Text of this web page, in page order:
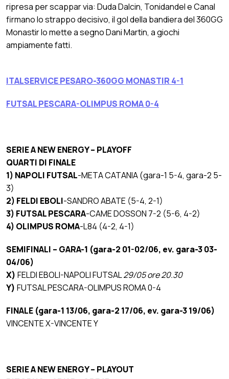
ripresa per scappar via: Duda Dalcin, Tonidandel e Canal
firmano lo strappo decisivo, il gol della bandiera del 360GG
Monastir lo mette a segno Dani Martin, a giochi
ampiamente fatti.
ITALSERVICE PESARO-360GG MONASTIR 4-1
FUTSAL PESCARA-OLIMPUS ROMA 0-4
SERIE A NEW ENERGY – PLAYOFF
QUARTI DI FINALE
1) NAPOLI FUTSAL-META CATANIA (gara-1 5-4, gara-2 5-
3)
2) FELDI EBOLI-SANDRO ABATE (5-4, 2-1)
3) FUTSAL PESCARA-CAME DOSSON 7-2 (5-6, 4-2)
4) OLIMPUS ROMA-L84 (4-2, 4-1)
SEMIFINALI – GARA-1 (gara-2 01-02/06, ev. gara-3 03-
04/06)
X) FELDI EBOLI-NAPOLI FUTSAL29/05 ore 20.30
Y) FUTSAL PESCARA-OLIMPUS ROMA 0-4
FINALE (gara-1 13/06, gara-2 17/06, ev. gara-3 19/06)
VINCENTE X-VINCENTE Y
SERIE A NEW ENERGY – PLAYOUT